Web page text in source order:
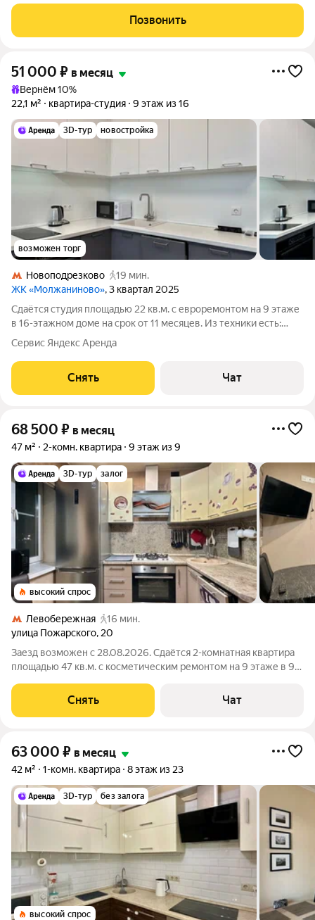
детьми, можно с питомцами. Из
Позвонить
51 000 ₽ в месяц
Вернём 10%
22,1 м²
квартира-студия 9 этаж из 16
3D-тур новостройка
возможен торг
Новоподрезково
19 мин.
ЖК «Молжаниново», 3 квартал 2025
Сдаётся студия площадью 22 кв.м. с евроремонтом на 9 этаже
в 16-этажном доме на срок от 11 месяцев. Из техники есть:
Телевизор Духовой шкаф Стиральная машина Холодильник
Посудомоечная машина Кондиционер Микроволновка Дом -
монолитный, окна
Сервис Яндекс Аренда
Снять Чат
68 500 ₽ в месяц
47 м² 2-комн. квартира 9 этаж из 9
3D-тур залог
высокий спрос
Левобережная
16 мин.
улица Пожарского, 20
Заезд возможен с 28.08.2026. Сдаётся 2-комнатная квартира
площадью 47 кв.м. с косметическим ремонтом на 9 этаже в 9-
Посудомоечная машина
Снять Чат
63 000 ₽ в месяц
42 м² 1-комн. квартира 8 этаж из 23
3D-тур без залога
высокий спрос